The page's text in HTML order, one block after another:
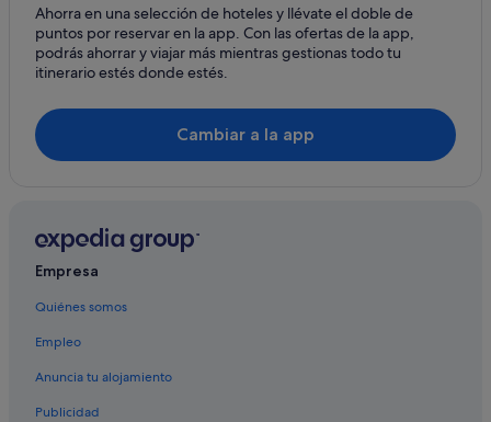
Casas privadas de vacaciones en Tánger
Achakkar hoteles
Hoteles para bodas en Región de Tánger-Tetuán-
Occidental hoteles en Tánger
Barrio Marshan hoteles
Mesnana hoteles
Ahorra en una selección de hoteles y llévate el doble de
puntos por reservar en la app. Con las ofertas de la app,
podrás ahorrar y viajar más mientras gestionas todo tu
itinerario estés donde estés.
Cambiar a la app
Empresa
Quiénes somos
Empleo
Anuncia tu alojamiento
Publicidad